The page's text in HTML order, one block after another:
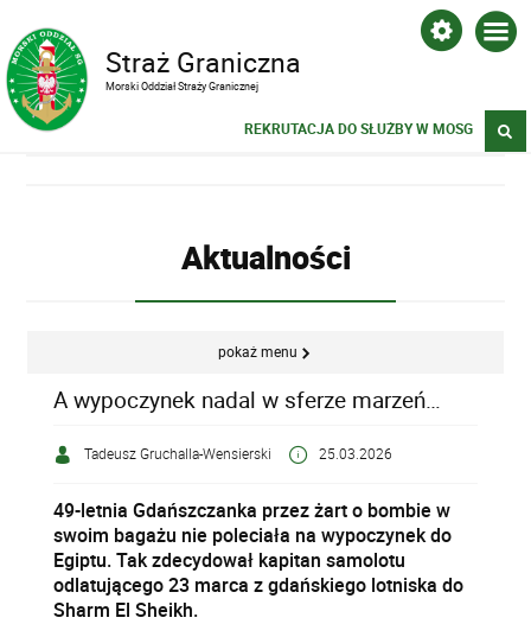
Straż Graniczna
Morski Oddział Straży Granicznej
REKRUTACJA DO SŁUŻBY W MOSG
Aktualności
pokaż menu
A wypoczynek nadal w sferze marzeń…
Tadeusz Gruchalla-Wensierski 25.03.2026
49-letnia Gdańszczanka przez żart o bombie w
swoim bagażu nie poleciała na wypoczynek do
Egiptu. Tak zdecydował kapitan samolotu
odlatującego 23 marca z gdańskiego lotniska do
Sharm El Sheikh.